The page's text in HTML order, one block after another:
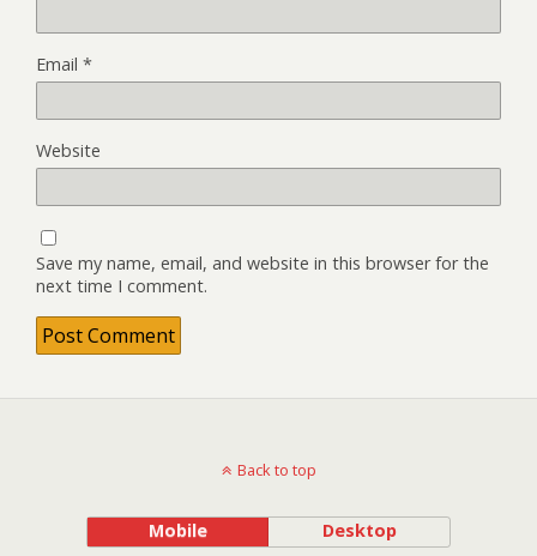
Email *
Website
Save my name, email, and website in this browser for the
next time I comment.
Back to top
Mobile Desktop